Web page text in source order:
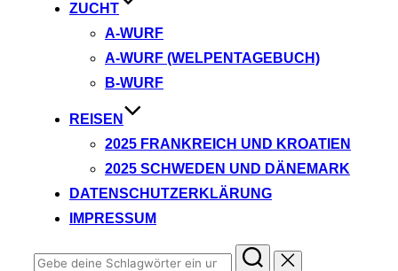
ZUCHT
A-WURF
A-WURF (WELPENTAGEBUCH)
B-WURF
REISEN
2025 FRANKREICH UND KROATIEN
2025 SCHWEDEN UND DÄNEMARK
DATENSCHUTZERKLÄRUNG
IMPRESSUM
Suchen